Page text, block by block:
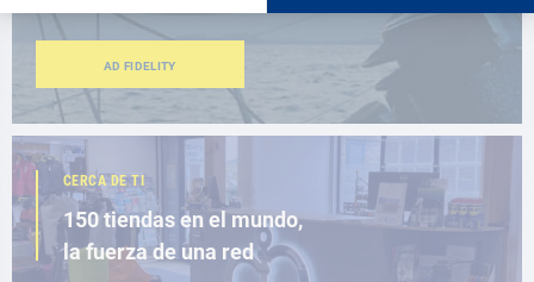
AD FIDELITY
CERCA DE TI
150 tiendas en el mundo,
la fuerza de una red